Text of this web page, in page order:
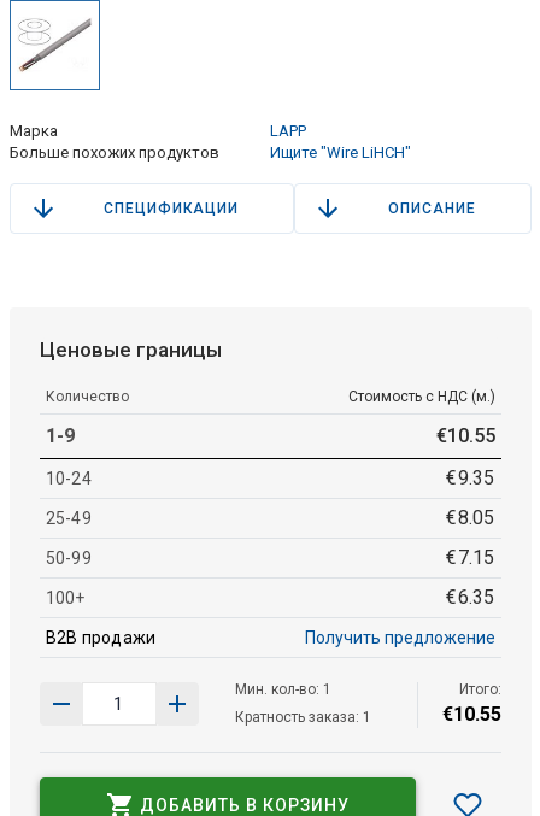
Марка
LAPP
Больше похожих продуктов
Ищите "Wire LiHCH"
СПЕЦИФИКАЦИИ ОПИСАНИЕ
Ценовые границы
Количество Стоимость с НДС (м.)
1-9 €10.55
10-24 €9.35
25-49 €8.05
50-99 €7.15
100+ €6.35
B2B продажи Получить предложение
Мин. кол-во: 1
Кратность заказа: 1
Итого:
€10.55
ДОБАВИТЬ В КОРЗИНУ